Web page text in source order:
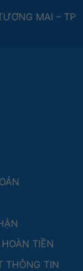
MAI – TP
TIỀN
THÔNG TIN